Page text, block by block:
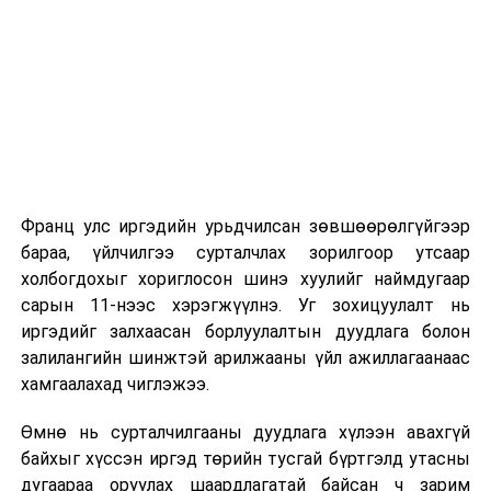
2026 оны 9 дүгээр сарын 13-наас оюутнуудыг
дотуур байранд оруулж эхэлнэ.
Сургууль, цэцэрлэгийн үйл ажиллагааны
зохицуулалт
2026 оны 8 дугаар сарын 17–28-ны өдрүүдэд
байранд элсэлт, бүртгэл болон бусад аливаа
арга хэмжээ зохион байгуулахгүй болно.
Франц улс иргэдийн урьдчилсан зөвшөөрөлгүйгээр
бараа, үйлчилгээ сурталчлах зорилгоор утсаар
холбогдохыг хориглосон шинэ хуулийг наймдугаар
сарын 11-нээс хэрэгжүүлнэ. Уг зохицуулалт нь
иргэдийг залхаасан борлуулалтын дуудлага болон
залилангийн шинжтэй арилжааны үйл ажиллагаанаас
хамгаалахад чиглэжээ.
Өмнө нь сурталчилгааны дуудлага хүлээн авахгүй
байхыг хүссэн иргэд төрийн тусгай бүртгэлд утасны
дугаараа оруулах шаардлагатай байсан ч зарим